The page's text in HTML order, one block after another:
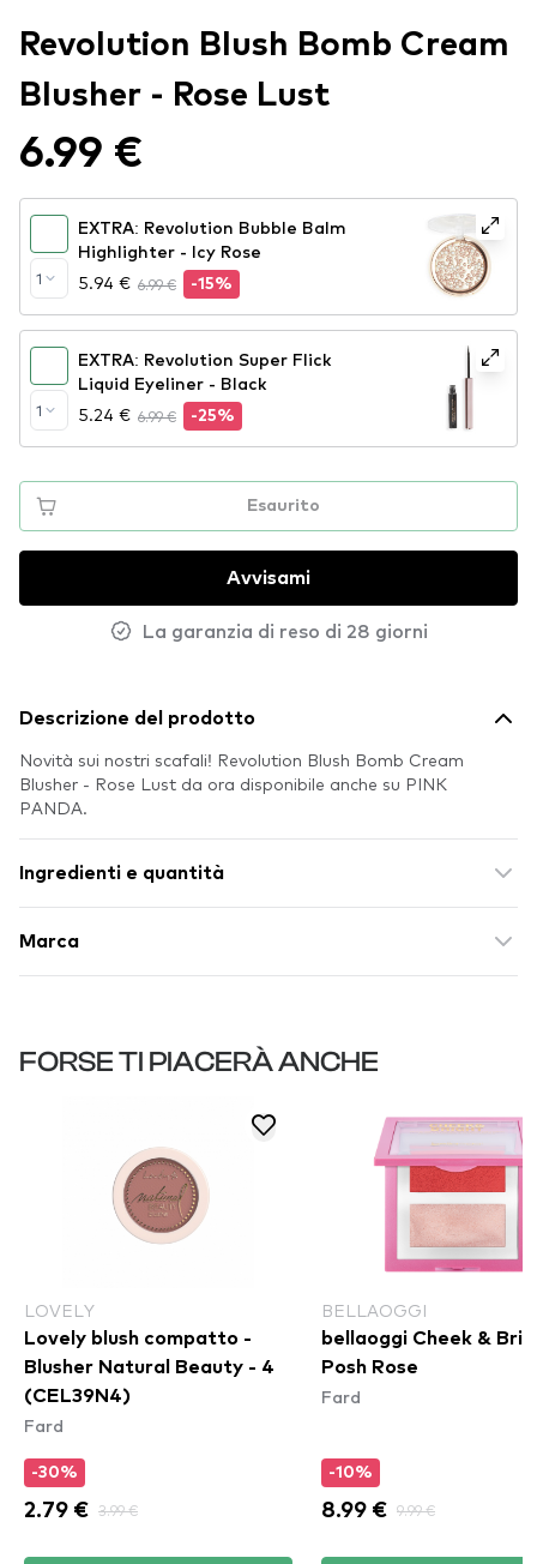
Revolution Blush Bomb Cream
Blusher - Rose Lust
6.99 €
1
EXTRA: Revolution Bubble Balm
Highlighter - Icy Rose
5.94 € 6.99 € -15%
1
EXTRA: Revolution Super Flick
Liquid Eyeliner - Black
5.24 € 6.99 € -25%
Esaurito
Avvisami
La garanzia di reso di 28 giorni
Descrizione del prodotto
Novità sui nostri scafali! Revolution Blush Bomb Cream
Blusher - Rose Lust da ora disponibile anche su PINK
PANDA.
Ingredienti e quantità
Marca
FORSE TI PIACERÀ ANCHE
LOVELY
Lovely blush compatto -
Blusher Natural Beauty - 4
(CEL39N4)
Fard
-30%
2.79 € 3.99 €
BELLAOGGI
bellaoggi Cheek &
Posh Rose
Fard
-10%
8.99 € 9.99 €